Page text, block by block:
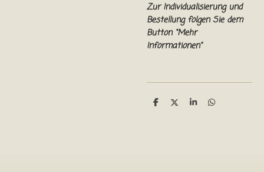
Zur Individualisierung und
Bestellung folgen Sie dem
Button "Mehr
Informationen"
T T T T